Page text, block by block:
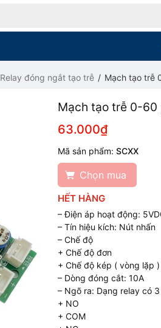
Relay đóng ngắt tạo trễ Mạch tạo trễ
Mạch tạo trễ 0-60
63.000₫
Mã sản phẩm:SCXX
Chọn mua
HẾT HÀNG
– Điện áp hoạt động:
– Tín hiệu kích: Nút nhấn
– Chế độ
+ Chế độ đơn
+ Chế độ kép ( vòng lặp )
– Dòng đóng cắt: 10A
– Ngõ ra: Dạng relay có
+ NO
+ COM